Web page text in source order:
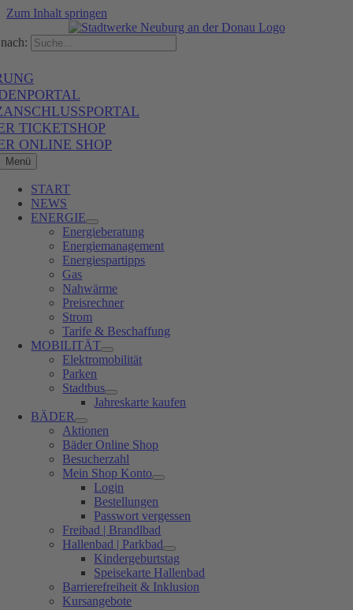
Zum Inhalt springen
TICKETSHOP
ONLINE SHOP
Menü
START
NEWS
ENERGIE
Energieberatung
Energiemanagement
Energiespartipps
Gas
Nahwärme
Preisrechner
Strom
Tarife & Beschaffung
MOBILITÄT
Elektromobilität
Parken
Stadtbus
Jahreskarte kaufen
BÄDER
Aktionen
Bäder Online Shop
Besucherzahl
Mein Shop Konto
Login
Bestellungen
Passwort vergessen
Freibad | Brandlbad
Hallenbad | Parkbad
Kindergeburtstag
Speisekarte Hallenbad
Barrierefreiheit & Inklusion
Kursangebote